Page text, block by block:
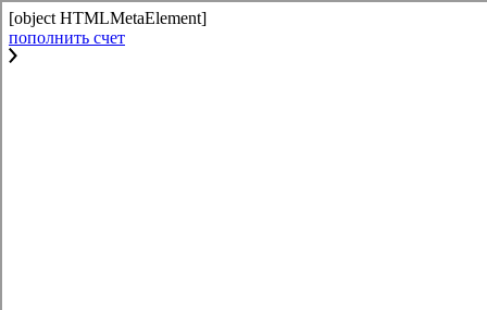
[object HTMLMetaElement]
пополнить счет